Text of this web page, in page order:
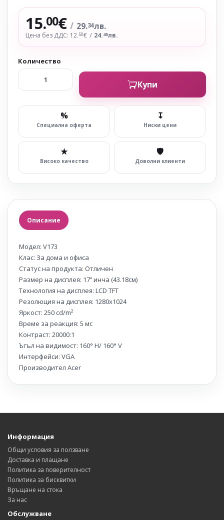
15.00€ / 29.34лв.
Цена без ДДС: 12.50€ / 24.45лв.
Количество
Купи
%
Специална оферта
↧
Ниски цени
★
Високо качество
🛡
Доволни клиенти
Описание
Модел: V173
Клас: За дома и офиса
Статус на продукта: Отличен
Размер на дисплея: 17’’ инча (43.18см)
Технология на дисплея: LCD TFT
Резолюция на дисплея: 1280x1024
Яркост: 250 cd/m²
Време за реакция: 5 мс
Контраст: 20000:1
Ъгъл на видимост: 160° H/ 160° V
Интерфейси: VGA
Производител Acer
Информация
Общи условия за ползване
Доставка и плащане
Политика за поверителност
Политика за бисквитки
Връщане на стока
За нас
Обслужване